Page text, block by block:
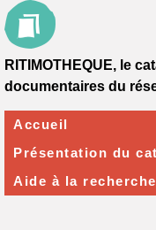
RITIMOTHEQUE, le
documentaires du
Accueil
Présentation du
Aide à la recherche